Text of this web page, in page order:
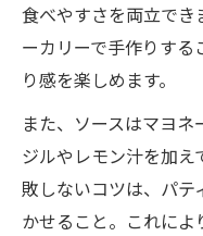
食べやすさを両立で
ーカリーで手作りす
り感を楽しめます。
また、ソースはマヨ
ジルやレモン汁を加
敗しないコツは、パテ
かせること。これに